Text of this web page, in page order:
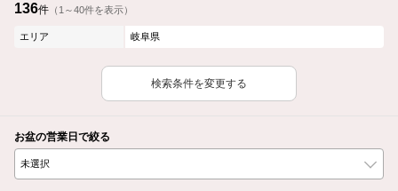
136件 （1～40件を表示）
エリア 岐阜県
検索条件を変更する
お盆の営業日で絞る